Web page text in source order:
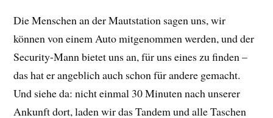
Die Menschen an der Mautstation sagen uns, wir
können von einem Auto mitgenommen werden, und der
Security-Mann bietet uns an, für uns eines zu finden –
das hat er angeblich auch schon für andere gemacht.
Und siehe da: nicht einmal 30 Minuten nach unserer
Ankunft dort, laden wir das Tandem und alle Taschen